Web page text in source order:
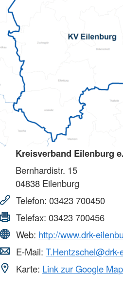
Kreisverband Eilenburg
Bernhardistr. 15
04838 Eilenburg
Telefon: 03423 700450
Telefax: 03423 700456
Web: http://www.drk-
E-Mail:
Karte: Link zur Google